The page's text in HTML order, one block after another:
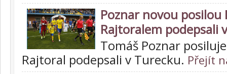
Poznar novou posilou
Rajtoralem podepsali
Tomáš Poznar
Rajtoral podepsali v Turecku. Přejít